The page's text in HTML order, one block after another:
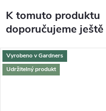
K tomuto produktu
doporučujeme
Vyrobeno v Gardners
Udržitelný produkt